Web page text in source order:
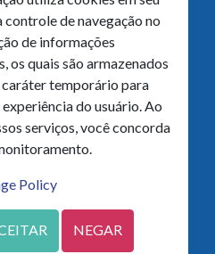
BRASIL
e Pesquisa em
0001-66
de navegação no
de informações
os quais são armazenados
caráter temporário para
do usuário. Ao
serviços, você concorda
Policy
NEGAR